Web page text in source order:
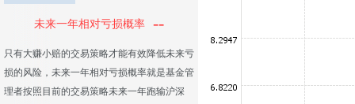
未来一年相对亏损概率 --
只有大赚小赔的交易策略才能有效降低未来亏
损的风险，未来一年相对亏损概率就是基金管
理者按照目前的交易策略未来一年跑输沪深